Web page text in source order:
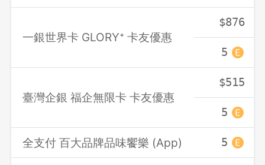
一銀世界卡 GLORY⁺ 卡友優惠
$876
5
臺灣企銀 福企無限卡 卡友優惠
$515
5
全支付 百大品牌品味饗樂 (App) 5